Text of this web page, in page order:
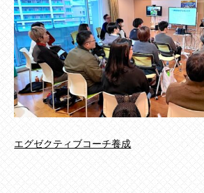
エグゼクティブコーチ養成